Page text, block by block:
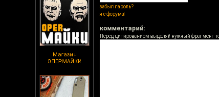
Магазин
ОПЕРМАЙКИ
забыл пароль?
я с форума!
комментарий:
Перед цитированием выделяй нужный фрагмент